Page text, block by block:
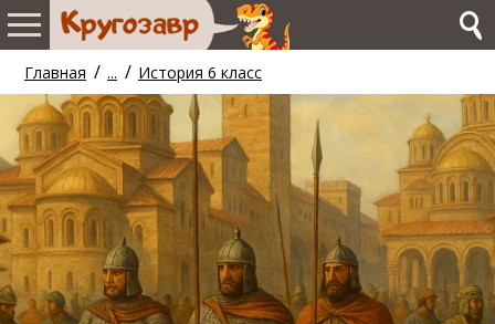
Главная / ... / История 6 класс